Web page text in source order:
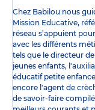
Chez Babilou nous
Mission Educative,
réseau s’appuient
avec les différents
tels que le directeur
jeunes enfants,
éducatif petite enfance
encore l 'agent de
de savoir-faire